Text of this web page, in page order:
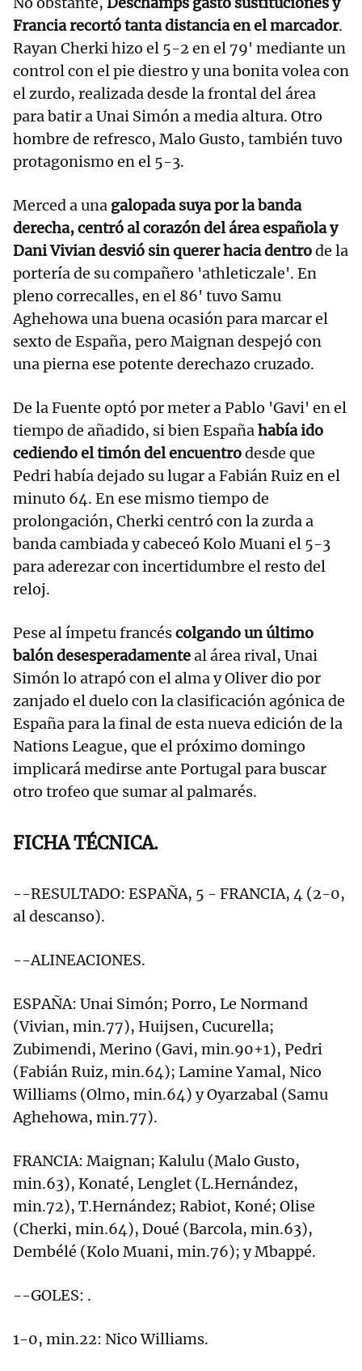
Francia recortó tanta distancia en el marcador.
Rayan Cherki hizo el 5-2 en el 79' mediante un
control con el pie diestro y una bonita volea con
el zurdo, realizada desde la frontal del área
para batir a Unai Simón a media altura. Otro
hombre de refresco, Malo Gusto, también tuvo
protagonismo en el 5-3.
Merced a una galopada suya por la banda
derecha, centró al corazón del área española y
Dani Vivian desvió sin querer hacia dentrode la
portería de su compañero 'athleticzale'. En
pleno correcalles, en el 86' tuvo Samu
Aghehowa una buena ocasión para marcar el
sexto de España, pero Maignan despejó con
una pierna ese potente derechazo cruzado.
De la Fuente optó por meter a Pablo 'Gavi' en el
tiempo de añadido, si bien Españahabía ido
cediendo el timón del encuentrodesde que
Pedri había dejado su lugar a Fabián Ruiz en el
minuto 64. En ese mismo tiempo de
prolongación, Cherki centró con la zurda a
banda cambiada y cabeceó Kolo Muani el 5-3
para aderezar con incertidumbre el resto del
reloj.
Pese al ímpetu francéscolgando un último
balón desesperadamenteal área rival, Unai
Simón lo atrapó con el alma y Oliver dio por
zanjado el duelo con la clasificación agónica de
España para la final de esta nueva edición de la
Nations League, que el próximo domingo
implicará medirse ante Portugal para buscar
otro trofeo que sumar al palmarés.
FICHA TÉCNICA.
--RESULTADO: ESPAÑA, 5 - FRANCIA, 4 (2-0,
al descanso).
--ALINEACIONES.
ESPAÑA: Unai Simón; Porro, Le Normand
(Vivian, min.77), Huijsen, Cucurella;
Zubimendi, Merino (Gavi, min.90+1), Pedri
(Fabián Ruiz, min.64); Lamine Yamal, Nico
Williams (Olmo, min.64) y Oyarzabal (Samu
Aghehowa, min.77).
FRANCIA: Maignan; Kalulu (Malo Gusto,
min.63), Konaté, Lenglet (L.Hernández,
min.72), T.Hernández; Rabiot, Koné; Olise
(Cherki, min.64), Doué (Barcola, min.63),
Dembélé (Kolo Muani, min.76); y Mbappé.
--GOLES: .
1-0, min.22: Nico Williams.